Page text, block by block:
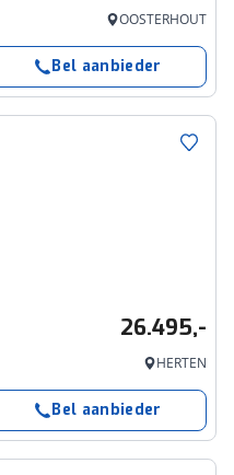
OOSTERHOUT
Bel aanbieder
26.495,-
HERTEN
Bel aanbieder